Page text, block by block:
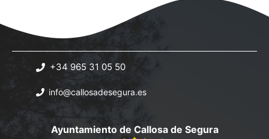
+34 965 31 05 50
info@callosadesegura.es
Ayuntamiento de Callosa de Segura